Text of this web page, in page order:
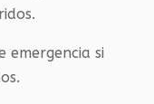
emergencia si